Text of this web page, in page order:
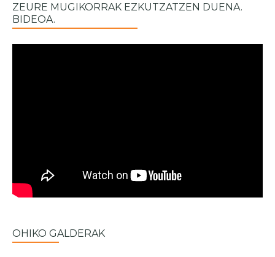
ZEURE MUGIKORRAK EZKUTZATZEN DUENA.
BIDEOA.
OHIKO GALDERAK